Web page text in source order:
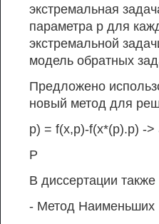
экстремальная
параметра р для
экстремальной
модель обратных
Предложено
новый метод для
р) = f(x,p)-f(x*(p).p) ->
Р
В диссертации
- Метод